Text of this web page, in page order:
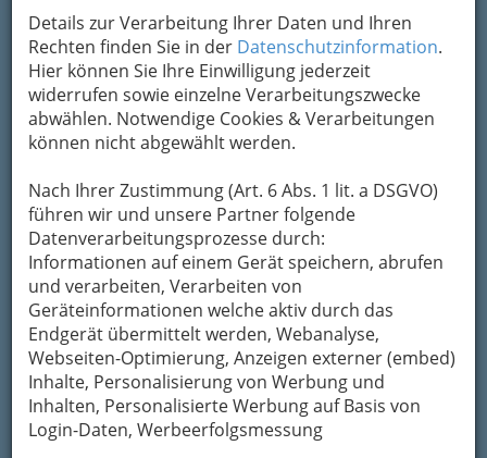
Details zur Verarbeitung Ihrer Daten und Ihren
Rechten finden Sie in der Datenschutzinformation.
Hier können Sie Ihre Einwilligung jederzeit
widerrufen sowie einzelne Verarbeitungszwecke
abwählen. Notwendige Cookies & Verarbeitungen
können nicht abgewählt werden.
Nach Ihrer Zustimmung (Art. 6 Abs. 1 lit. a DSGVO)
führen wir und unsere Partner folgende
Datenverarbeitungsprozesse durch:
Informationen auf einem Gerät speichern, abrufen
und verarbeiten, Verarbeiten von
Geräteinformationen welche aktiv durch das
Endgerät übermittelt werden, Webanalyse,
Webseiten-Optimierung, Anzeigen externer (embed)
Inhalte, Personalisierung von Werbung und
Inhalten, Personalisierte Werbung auf Basis von
Login-Daten, Werbeerfolgsmessung
Ein
Bioladen (auch: Naturkostladen) ist ein
Lebensmittelladen, dessen zum Verkauf
angebotenen Produkte ausökologischer
Landwirtschaft (Naturkost) und
umweltfreundlicher Verarbeitung
stammen.
Neben Lebensmitteln werden häufig auch
Körperpflege- und Reinigungsmittel, Bekleidung
undandere Produkte des täglichen Bedarfs
angeboten – wesentliche Aspekte dabei sind
eine möglichst geringe Schadstoffbelastung der
angebotenen Waren sowie deren
umweltgerechte Herstellung.